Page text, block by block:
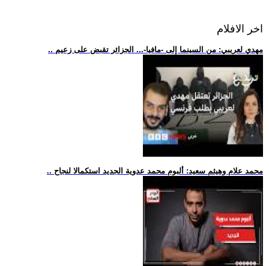
اخر الافلام
.. مهدي لعريبي: من السينما إلى -مافيا-... الجزائر تقبض على زعيم
.. محمد علام وهيثم سعيد: ألبوم محمد عدوية الجديد استكمالا لنجاح